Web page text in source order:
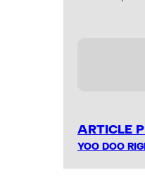
ARTICLE
YOO DOO